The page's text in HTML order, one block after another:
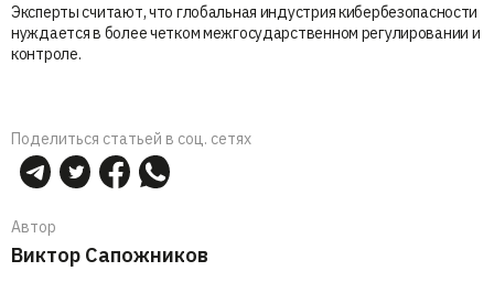
Эксперты считают, что глобальная индустрия кибербезопасности
нуждается в более четком межгосударственном регулировании и
контроле.
Поделиться статьей в соц. сетях
Автор
Виктор Сапожников